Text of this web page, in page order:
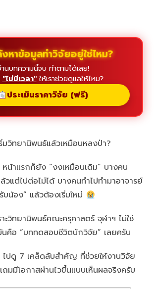
หาข้อมูลทำวิจัยอยู่ใช่ไหม?
นบทความนี้จบ ทำตามได้เลย!
"ไม่มีเวลา"ให้เราช่วยดูแลให้ไหม?
ประเมินราคาวิจัย (ฟรี)
มวิทยานิพนธ์แล้วเหมือนหลงป่า?
น้าแรกก็ยัง “งงเหมือนเดิม” บางคน
วแต่ไปต่อไม่ได้ บางคนทำไปทำมาอาจารย์
บน้อง” แล้วต้องเริ่มใหม่
าะวิทยานิพนธ์คณะครุศาสตร์ จุฬาฯ ไม่ใช่
คือ “บททดสอบชีวิตนักวิจัย” เลยครับ
ปดู 7 เคล็ดลับสำคัญ ที่ช่วยให้งานวิจัย
มมีโอกาสผ่านไวขึ้นแบบเห็นผลจริงครับ